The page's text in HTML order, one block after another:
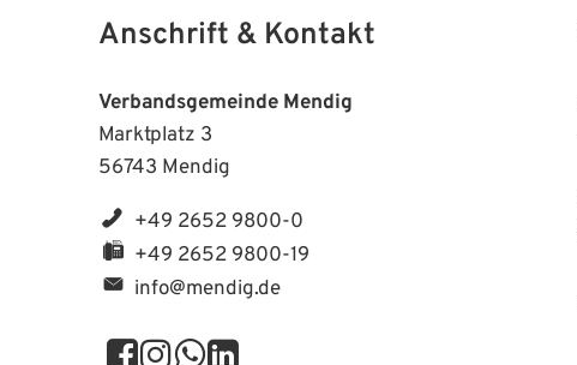
Anschrift & Kontakt
Verbandsgemeinde Mendig
Marktplatz 3
56743 Mendig
+49 2652 9800-0
+49 2652 9800-19
info@mendig.de